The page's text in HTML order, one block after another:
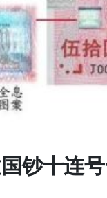
十连号